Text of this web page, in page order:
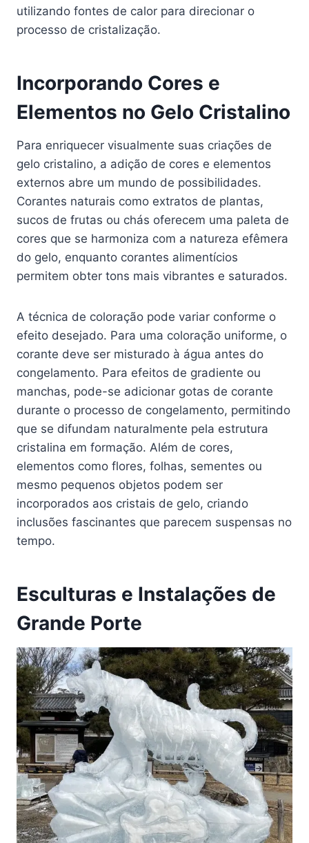
utilizando fontes de calor para direcionar o
processo de cristalização.
Incorporando Cores e
Elementos no Gelo Cristalino
Para enriquecer visualmente suas criações de
gelo cristalino, a adição de cores e elementos
externos abre um mundo de possibilidades.
Corantes naturais como extratos de plantas,
sucos de frutas ou chás oferecem uma paleta de
cores que se harmoniza com a natureza efêmera
do gelo, enquanto corantes alimentícios
permitem obter tons mais vibrantes e saturados.
A técnica de coloração pode variar conforme o
efeito desejado. Para uma coloração uniforme, o
corante deve ser misturado à água antes do
congelamento. Para efeitos de gradiente ou
manchas, pode-se adicionar gotas de corante
durante o processo de congelamento, permitindo
que se difundam naturalmente pela estrutura
cristalina em formação. Além de cores,
elementos como flores, folhas, sementes ou
mesmo pequenos objetos podem ser
incorporados aos cristais de gelo, criando
inclusões fascinantes que parecem suspensas no
tempo.
Esculturas e Instalações de
Grande Porte